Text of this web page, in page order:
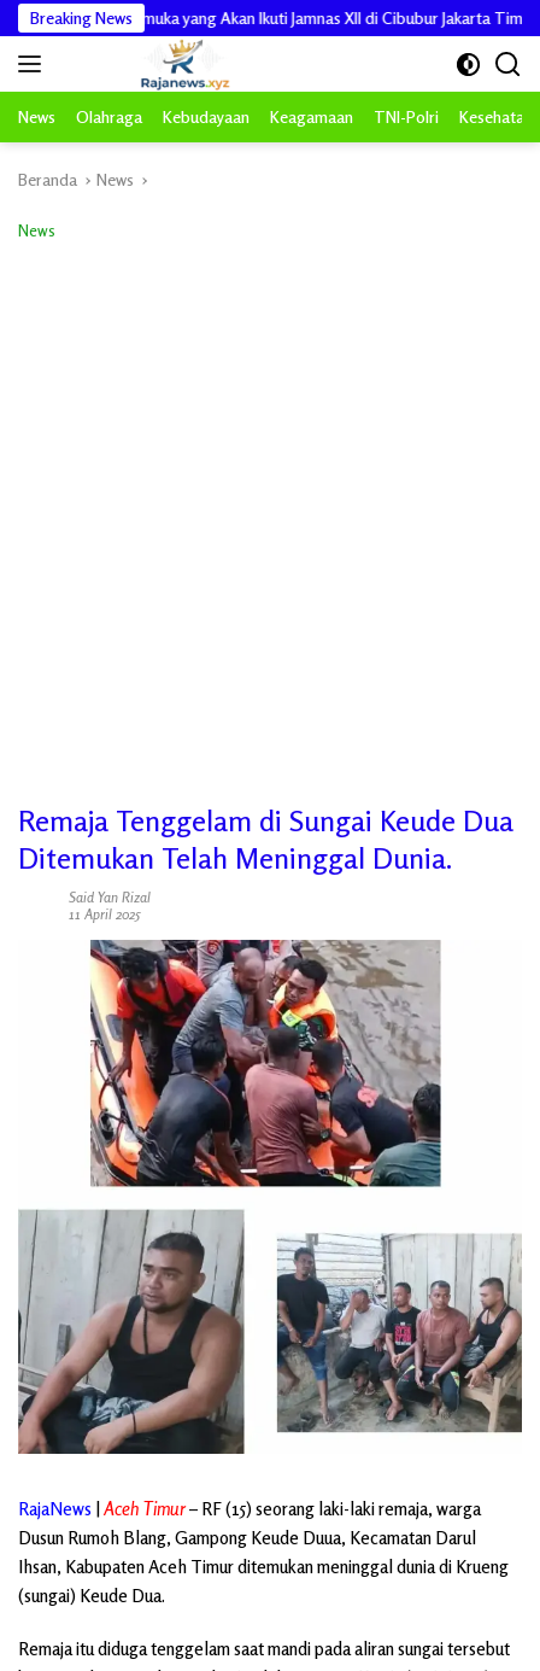
Langsung
ke
konten
Breaking News
yang Akan Ikuti Jamnas XII di Cibubur Jakarta Timur
News Olahraga Kebudayaan Keagamaan TNI-Polri Kesehatan
Beranda News
News
Remaja Tenggelam di Sungai Keude Dua
Ditemukan Telah Meninggal Dunia.
Said Yan Rizal
11 April 2025
RajaNews |Aceh Timur– RF (15) seorang laki-laki remaja, warga
Dusun Rumoh Blang, Gampong Keude Duua, Kecamatan Darul
Ihsan, Kabupaten Aceh Timur ditemukan meninggal dunia di Krueng
(sungai) Keude Dua.
Remaja itu diduga tenggelam saat mandi pada aliran sungai tersebut